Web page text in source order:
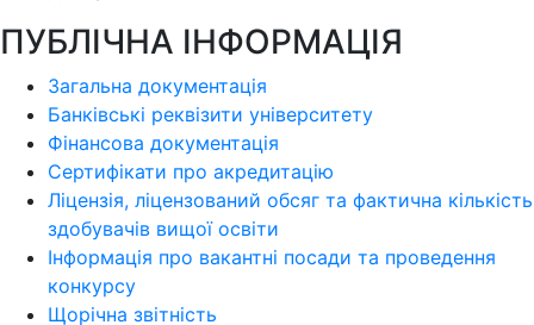
ПУБЛІЧНА ІНФОРМАЦІЯ
Загальна документація
Банківські реквізити університету
Фінансова документація
Сертифікати про акредитацію
Ліцензія, ліцензований обсяг та фактична кількість
здобувачів вищої освіти
Інформація про вакантні посади та проведення
конкурсу
Щорічна звітність